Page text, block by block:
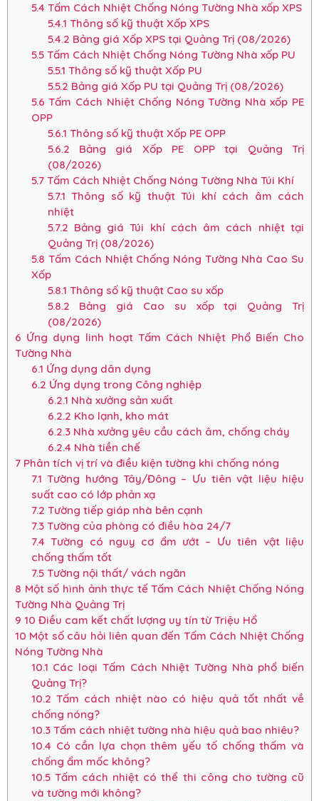
5.4 Tấm Cách Nhiệt Chống Nóng Tường Nhà xốp XPS
5.4.1 Thông số kỹ thuật Xốp XPS
5.4.2 Bảng giá Xốp XPS tại Quảng Trị (08/2026)
5.5Tấm Cách Nhiệt Chống Nóng Tường Nhà xốp PU
5.5.1 Thông số kỹ thuật Xốp PU
5.5.2 Bảng giá Xốp PU tại Quảng Trị (08/2026)
5.6 Tấm Cách Nhiệt Chống Nóng Tường Nhà xốp PE
OPP
5.6.1 Thông số kỹ thuật Xốp PE OPP
5.6.2 Bảng giá Xốp PE OPP tại Quảng Trị
(08/2026)
5.7Tấm Cách Nhiệt Chống Nóng Tường Nhà Túi Khí
5.7.1 Thông số kỹ thuật Túi khí cách âm cách
nhiệt
5.7.2 Bảng giá Túi khí cách âm cách nhiệt tại
Quảng Trị (08/2026)
5.8 Tấm Cách Nhiệt Chống Nóng Tường Nhà Cao Su
Xốp
5.8.1 Thông số kỹ thuật Cao su xốp
5.8.2 Bảng giá Cao su xốp tại Quảng Trị
(08/2026)
6 Ứng dụng linh hoạt Tấm Cách Nhiệt Phổ Biến Cho
Tường Nhà
6.1 Ứng dụng dân dụng
6.2 Ứng dụng trong Công nghiệp
6.2.1 Nhà xưởng sản xuất
6.2.2 Kho lạnh, kho mát
6.2.3Nhà xưởng yêu cầu cách âm, chống cháy
6.2.4 Nhà tiền chế
7 Phân tích vị trí và điều kiện tường khi chống nóng
7.1 Tường hướng Tây/Đông – Ưu tiên vật liệu hiệu
suất cao có lớp phản xạ
7.2 Tường tiếp giáp nhà bên cạnh
7.3Tường của phòng có điều hòa 24/7
7.4 Tường có nguy cơ ẩm ướt – Ưu tiên vật liệu
chống thấm tốt
7.5Tường nội thất/ vách ngăn
8 Một số hình ảnh thực tế Tấm Cách Nhiệt Chống Nóng
Tường Nhà Quảng Trị
9 10 Điều cam kết chất lượng uy tín từ Triệu Hổ
10 Một số câu hỏi liên quan đến Tấm Cách Nhiệt Chống
Nóng Tường Nhà
10.1 Các loại Tấm Cách Nhiệt Tường Nhà phổ biến
Quảng Trị?
10.2 Tấm cách nhiệt nào có hiệu quả tốt nhất về
chống nóng?
10.3Tấm cách nhiệt tường nhà hiệu quả bao nhiêu?
10.4 Có cần lựa chọn thêm yếu tố chống thấm và
chống ẩm mốc không?
10.5Tấm cách nhiệt có thể thi công cho tường cũ
và tường mới không?